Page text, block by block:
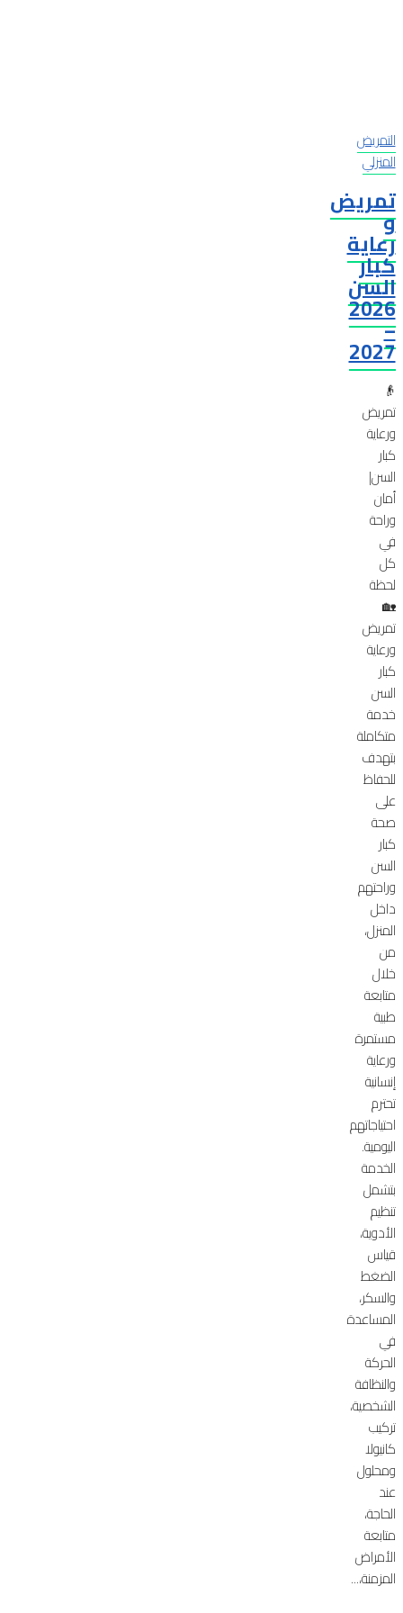
التمريض
المنزلي
تمريض
و
رعاية
كبار
السن
2026
–
2027
👴
تمريض
ورعاية
كبار
السن|
أمان
وراحة
في
كل
لحظة
🏡
تمريض
ورعاية
كبار
السن
خدمة
متكاملة
بتهدف
للحفاظ
على
صحة
كبار
السن
وراحتهم
داخل
المنزل،
من
خلال
متابعة
طبية
مستمرة
ورعاية
إنسانية
تحترم
احتياجاتهم
اليومية.
الخدمة
بتشمل
تنظيم
الأدوية،
قياس
الضغط
والسكر،
المساعدة
في
الحركة
والنظافة
الشخصية،
تركيب
كانيولا
ومحلول
عند
الحاجة،
متابعة
الأمراض
المزمنة،...